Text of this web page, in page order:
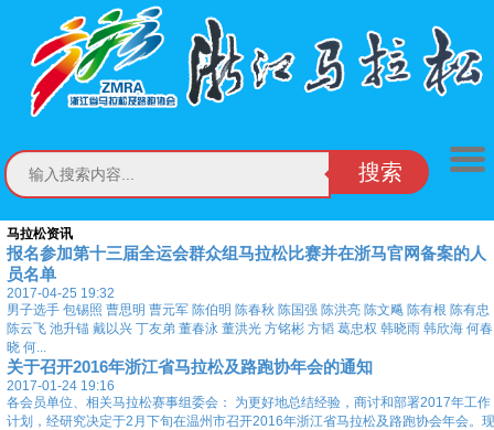
搜索
马拉松资讯
报名参加第十三届全运会群众组马拉松比赛并在浙马官网备案的人
员名单
2017-04-25 19:32
男子选手 包锡照 曹思明 曹元军 陈伯明 陈春秋 陈国强 陈洪亮 陈文飚 陈有根 陈有忠
陈云飞 池升锚 戴以兴 丁友弟 董春泳 董洪光 方铭彬 方韬 葛忠权 韩晓雨 韩欣海 何春
晓 何...
关于召开2016年浙江省马拉松及路跑协年会的通知
2017-01-24 19:16
各会员单位、相关马拉松赛事组委会： 为更好地总结经验，商讨和部署2017年工作
计划，经研究决定于2月下旬在温州市召开2016年浙江省马拉松及路跑协会年会。现